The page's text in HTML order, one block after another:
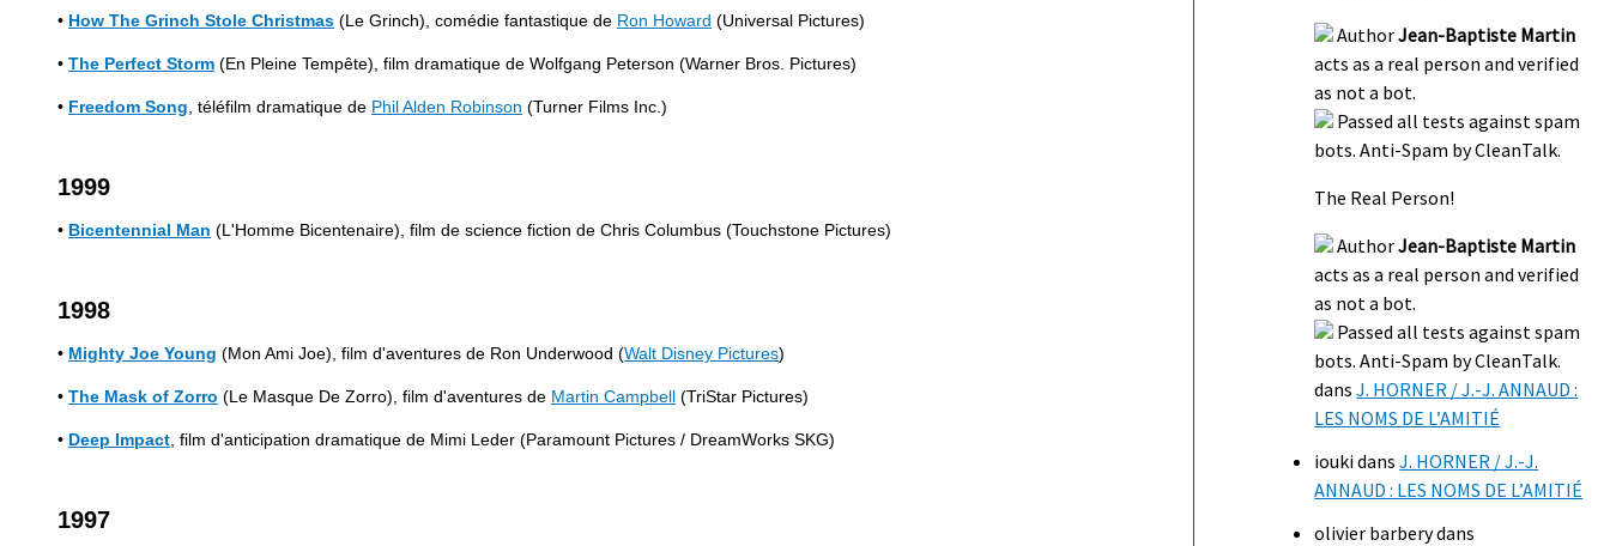
• How The Grinch Stole Christmas (Le Grinch), comédie fantastique de Ron Howard (Universal Pictures)
• The Perfect Storm (En Pleine Tempête), film dramatique de Wolfgang Peterson (Warner Bros. Pictures)
• Freedom Song , téléfilm dramatique de Phil Alden Robinson (Turner Films Inc.)
1999
• Bicentennial Man (L'Homme Bicentenaire), film de science fiction de Chris Columbus (Touchstone Pictures)
1998
• Mighty Joe Young (Mon Ami Joe), film d'aventures de Ron Underwood (Walt Disney Pictures)
• The Mask of Zorro (Le Masque De Zorro), film d'aventures de Martin Campbell (TriStar Pictures)
• Deep Impact , film d'anticipation dramatique de Mimi Leder (Paramount Pictures / DreamWorks SKG)
1997
AuthorJean-Baptiste Martin
acts as a real person and verified
as not a bot.
Passed all tests against spam
bots. Anti-Spam by CleanTalk.
The Real Person!
AuthorJean-Baptiste Martin
acts as a real person and verified
as not a bot.
Passed all tests against spam
bots. Anti-Spam by CleanTalk.
dansJ. HORNER / J.-J. ANNAUD :
LES NOMS DE L’AMITIÉ
ioukidansJ. HORNER / J.-J.
ANNAUD : LES NOMS DE L’AMITIÉ
olivier barberydans